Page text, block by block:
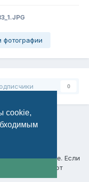
cookie,
фотографии
0
позже. Если
опубликовать от